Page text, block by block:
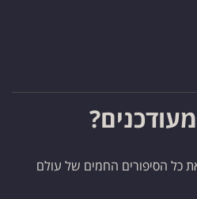
כל הסיפורים החמים של עולם